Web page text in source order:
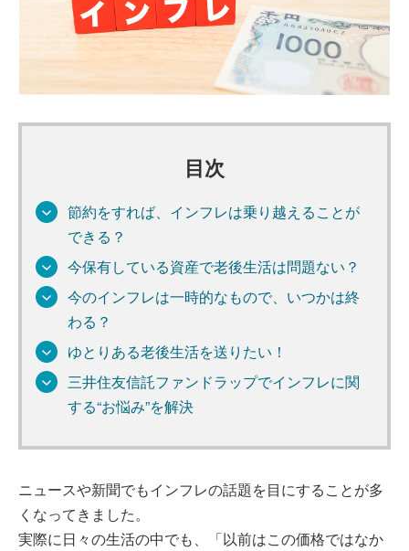
目次
節約をすれば、インフレは乗り越えることが
できる？
今保有している資産で老後生活は問題ない？
今のインフレは一時的なもので、いつかは終
わる？
ゆとりある老後生活を送りたい！
三井住友信託ファンドラップでインフレに関
する“お悩み”を解決
ニュースや新聞でもインフレの話題を目にすることが多
くなってきました。
実際に日々の生活の中でも、「以前はこの価格ではなか